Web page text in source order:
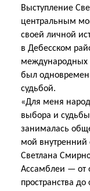
Выступление
центральным
своей личной
в Дебесском
международных
был
судьбой.
«Для меня
выбора и
занималась
мой внутренний
Светлана
Ассамблеи — от
пространства